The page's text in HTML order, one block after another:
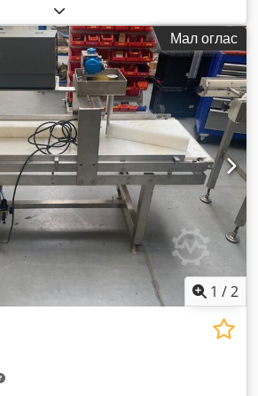
Мал оглас
1 /2